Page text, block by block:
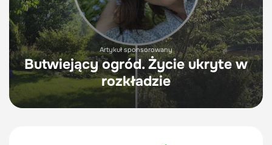
Artykuł sponsorowany
Butwiejący ogród. Życie ukryte w
rozkładzie